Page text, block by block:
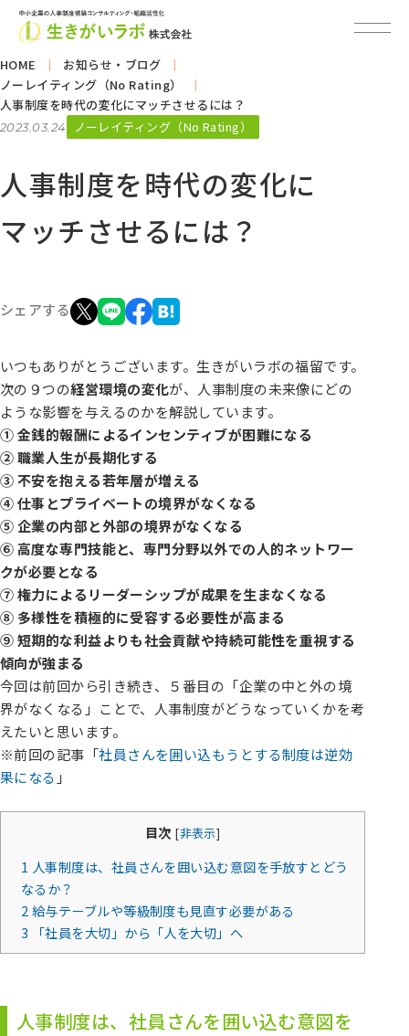
HOME
お知らせ・ブログ
ノーレイティング（No Rating）
人事制度を時代の変化にマッチさせるには？
2023.03.24 ノーレイティング（No Rating）
人事制度を時代の変化に
マッチさせるには？
シェアする
いつもありがとうございます。生きがいラボの福留です。
次の９つの経営環境の変化が、人事制度の未来像にどの
ような影響を与えるのかを解説しています。
① 金銭的報酬によるインセンティブが困難になる
② 職業人生が長期化する
③ 不安を抱える若年層が増える
④ 仕事とプライベートの境界がなくなる
⑤ 企業の内部と外部の境界がなくなる
⑥ 高度な専門技能と、専門分野以外での人的ネットワー
クが必要となる
⑦ 権力によるリーダーシップが成果を生まなくなる
⑧ 多様性を積極的に受容する必要性が高まる
⑨ 短期的な利益よりも社会貢献や持続可能性を重視する
傾向が強まる
今回は前回から引き続き、５番目の「企業の中と外の境
界がなくなる」ことで、人事制度がどうなっていくかを考
えたいと思います。
※前回の記事「社員さんを囲い込もうとする制度は逆効
果になる 」
目次 [非表示]
1 人事制度は、社員さんを囲い込む意図を手放すとどう
なるか？
2給与テーブルや等級制度も見直す必要がある
3 「社員を大切」から「人を大切」へ
人事制度は、社員さんを囲い込む意図を